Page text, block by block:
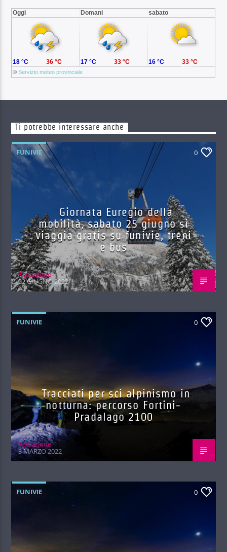
Oggi Domani sabato
©Servizio meteo provinciale
18 °C 36 °C 17 °C 33 °C 16 °C 33 °C
Ti potrebbe interessare anche
FUNIVIE 0
Giornata Euregio della
mobilità, sabato 25 giugno si
viaggia gratis su funivie, treni
e bus
Red.azione
22 GIUGNO 2022
FUNIVIE 0
Tracciati per sci alpinismo in
notturna: percorso Fortini-
Pradalago 2100
Red.azione
3 MARZO 2022
FUNIVIE 0